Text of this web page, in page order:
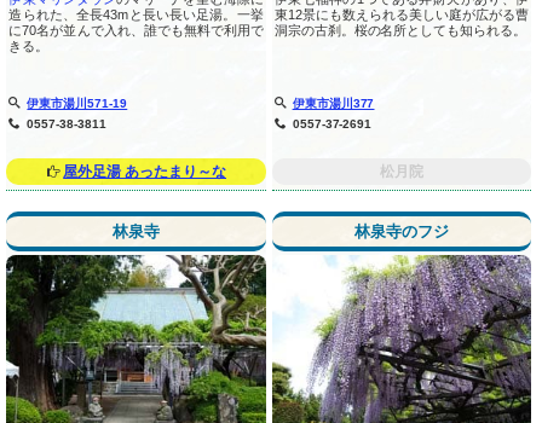
造られた、全長43mと長い長い足湯。一挙
に70名が並んで入れ、誰でも無料で利用で
きる。
伊東市湯川571-19
0557-38-3811
屋外足湯 あったまり～な
東12景にも数えられる美しい庭が広がる曹
洞宗の古刹。桜の名所としても知られる。
伊東市湯川377
0557-37-2691
松月院
林泉寺 林泉寺のフジ